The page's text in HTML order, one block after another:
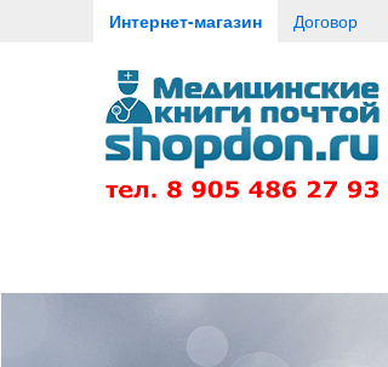
Интернет-магазин Договор